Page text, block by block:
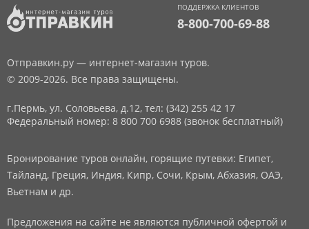
ПОДДЕРЖКА КЛИЕНТОВ
8-800-700-69-88
Отправкин.ру — интернет-магазин туров.
© 2009-2026. Все права защищены.
г.Пермь, ул. Соловьева, д.12, тел: (342) 255 42 17
Федеральный номер: 8 800 700 6988 (звонок бесплатный)
Бронирование туров онлайн, горящие путевки: Египет,
Тайланд, Греция, Индия, Кипр, Сочи, Крым, Абхазия, ОАЭ,
Вьетнам и др.
Предложения на сайте не являются публичной офертой и